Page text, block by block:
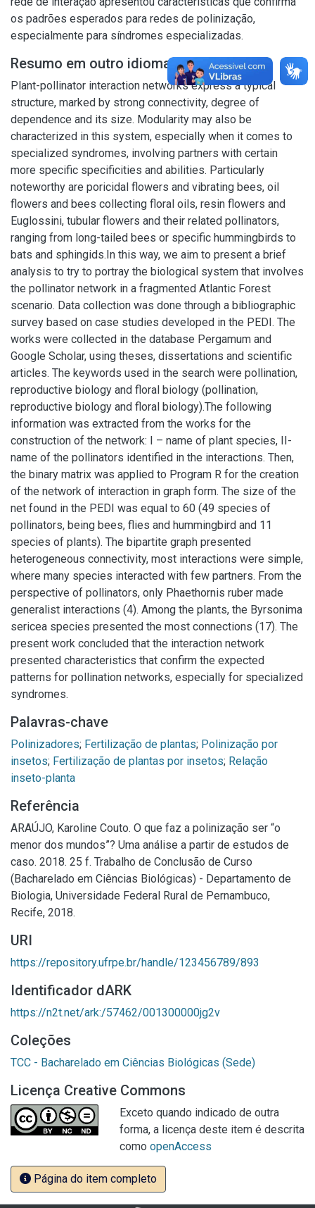
os padrões esperados para redes de polinização,
especialmente para síndromes especializadas.
Resumo em outro idioma
Plant-pollinator interaction networks express a typical
structure, marked by strong connectivity, degree of
dependence and its size. Modularity may also be
characterized in this system, especially when it comes to
specialized syndromes, involving partners with certain
more specific specificities and abilities. Particularly
noteworthy are poricidal flowers and vibrating bees, oil
flowers and bees collecting floral oils, resin flowers and
Euglossini, tubular flowers and their related pollinators,
ranging from long-tailed bees or specific hummingbirds to
bats and sphingids.In this way, we aim to present a brief
analysis to try to portray the biological system that involves
the pollinator network in a fragmented Atlantic Forest
scenario. Data collection was done through a bibliographic
survey based on case studies developed in the PEDI. The
works were collected in the database Pergamum and
Google Scholar, using theses, dissertations and scientific
articles. The keywords used in the search were pollination,
reproductive biology and floral biology (pollination,
reproductive biology and floral biology).The following
information was extracted from the works for the
construction of the network: I – name of plant species, II-
name of the pollinators identified in the interactions. Then,
the binary matrix was applied to Program R for the creation
of the network of interaction in graph form. The size of the
net found in the PEDI was equal to 60 (49 species of
pollinators, being bees, flies and hummingbird and 11
species of plants). The bipartite graph presented
heterogeneous connectivity, most interactions were simple,
where many species interacted with few partners. From the
perspective of pollinators, only Phaethornis ruber made
generalist interactions (4). Among the plants, the Byrsonima
sericea species presented the most connections (17). The
present work concluded that the interaction network
presented characteristics that confirm the expected
patterns for pollination networks, especially for specialized
syndromes.
Palavras-chave
Polinizadores; Fertilização de plantas; Polinização por
insetos; Fertilização de plantas por insetos; Relação
inseto-planta
Referência
ARAÚJO, Karoline Couto. O que faz a polinização ser “o
menor dos mundos”? Uma análise a partir de estudos de
caso. 2018. 25 f. Trabalho de Conclusão de Curso
(Bacharelado em Ciências Biológicas) - Departamento de
Biologia, Universidade Federal Rural de Pernambuco,
Recife, 2018.
URI
https://repository.ufrpe.br/handle/123456789/893
Identificador dARK
https://n2t.net/ark:/57462/001300000jg2v
Coleções
TCC - Bacharelado em Ciências Biológicas (Sede)
Licença Creative Commons
Exceto quando indicado de outra
forma, a licença deste item é descrita
como openAccess
Página do item completo